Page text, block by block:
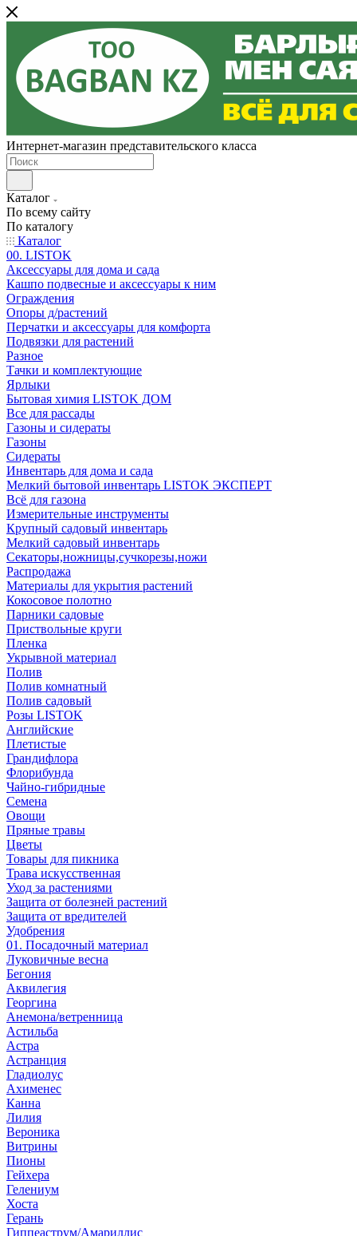
Интернет-магазин представительского класса
Каталог
По всему сайту
По каталогу
Каталог
00. LISTOK
Аксессуары для дома и сада
Кашпо подвесные и аксессуары к ним
Ограждения
Опоры д/растений
Перчатки и аксессуары для комфорта
Подвязки для растений
Разное
Тачки и комплектующие
Ярлыки
Бытовая химия LISTOK ДОМ
Все для рассады
Газоны и сидераты
Газоны
Сидераты
Инвентарь для дома и сада
Мелкий бытовой инвентарь LISTOK ЭКСПЕРТ
Всё для газона
Измерительные инструменты
Крупный садовый инвентарь
Мелкий садовый инвентарь
Секаторы,ножницы,сучкорезы,ножи
Распродажа
Материалы для укрытия растений
Кокосовое полотно
Парники садовые
Приствольные круги
Пленка
Укрывной материал
Полив
Полив комнатный
Полив садовый
Розы LISTOK
Английские
Плетистые
Грандифлора
Флорибунда
Чайно-гибридные
Семена
Овощи
Пряные травы
Цветы
Товары для пикника
Трава искусственная
Уход за растениями
Защита от болезней растений
Защита от вредителей
Удобрения
01. Посадочный материал
Луковичные весна
Бегония
Аквилегия
Георгина
Анемона/ветренница
Астильба
Астра
Астранция
Гладиолус
Ахименес
Канна
Лилия
Вероника
Витрины
Пионы
Гейхера
Гелениум
Хоста
Герань
Гиппеаструм/Амариллис